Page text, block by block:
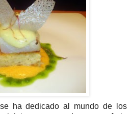
ha dedicado al mundo de los